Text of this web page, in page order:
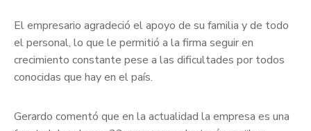
El empresario agradeció el apoyo de su familia y de todo
el personal, lo que le permitió a la firma seguir en
crecimiento constante pese a las dificultades por todos
conocidas que hay en el país.
Gerardo comentó que en la actualidad la empresa es una